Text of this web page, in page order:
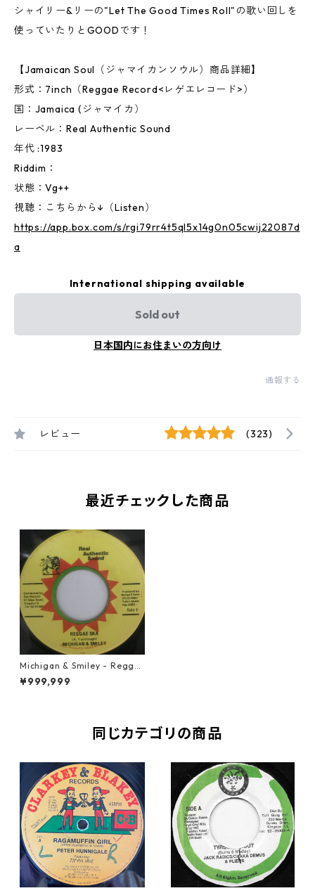
シャイリー&リーの"Let The Good Times Roll"の歌い回しを
使っていたりとGOODです！
【Jamaican Soul（ジャマイカンソウル）商品詳細】
形式：7inch（Reggae Record<レゲエレコード>）
国：Jamaica (ジャマイカ）
レーベル：Real Authentic Sound
年代 :1983
Riddim：
状態：Vg++
視聴：こちらから↓（Listen）
https://app.box.com/s/rgi79rr4t5ql5x14g0n05cwij22087d
a
International shipping available
Sold out
日本国内にお住まいの方向け
通報する
レビュー (323)
最近チェックした商品
Michigan & Smiley - Regga
e Ska【7-10775】
¥999,999
同じカテゴリの商品